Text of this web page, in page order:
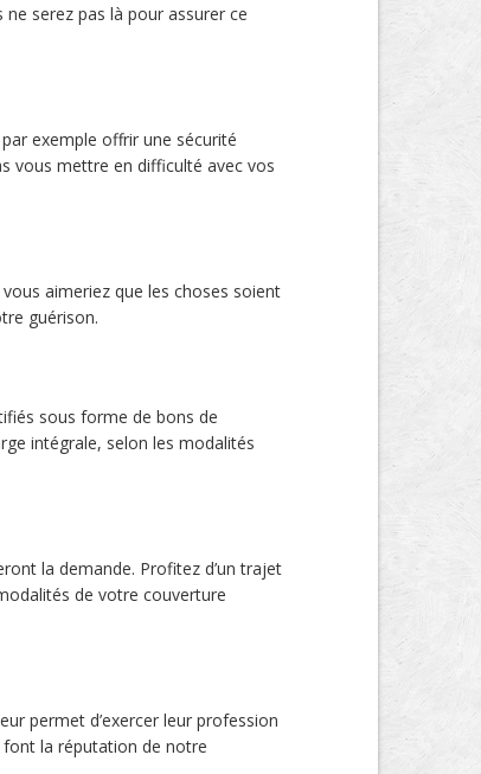
serez pas là pour assurer ce
exemple offrir une sécurité
vous mettre en difficulté avec vos
aimeriez que les choses soient
guérison.
sous forme de bons de
intégrale, selon les modalités
la demande. Profitez d’un trajet
de votre couverture
permet d’exercer leur profession
font la réputation de notre